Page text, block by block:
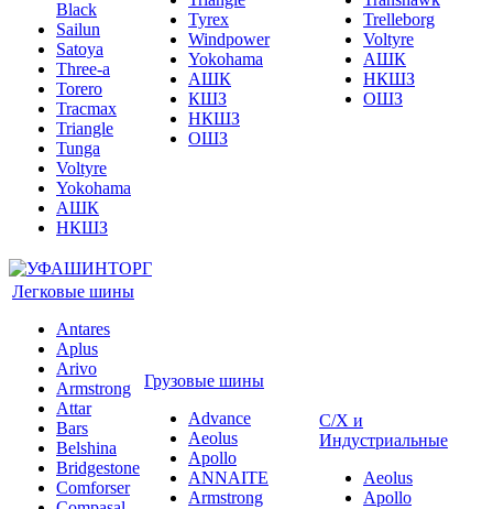
Black
Sailun
Satoya
Three-a
Torero
Tracmax
Triangle
Tunga
Voltyre
Yokohama
АШК
НКШЗ
Tyrex
Windpower
Yokohama
АШК
КШЗ
НКШЗ
ОШЗ
Trelleborg
Voltyre
АШК
НКШЗ
ОШЗ
Легковые шины
Antares
Aplus
Arivo
Armstrong
Attar
Bars
Belshina
Bridgestone
Comforser
Грузовые шины
Advance
Aeolus
Apollo
ANNAITE
Armstrong
С/Х и
Индустриальные
Aeolus
Apollo